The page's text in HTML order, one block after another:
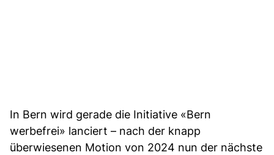
In Bern wird gerade die Initiative «Bern
werbefrei» lanciert – nach der knapp
überwiesenen Motion von 2024 nun der nächste